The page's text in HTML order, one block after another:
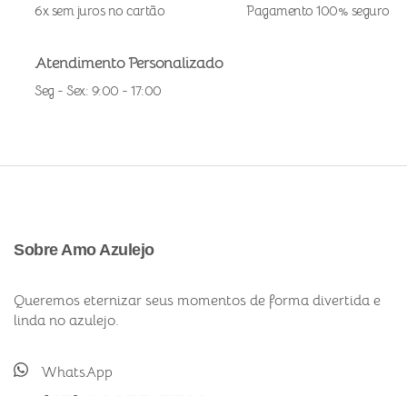
6x sem juros no cartão Pagamento 100% seguro
Atendimento Personalizado
Seg - Sex: 9:00 - 17:00
Sobre Amo Azulejo
Queremos eternizar seus momentos de forma divertida e
linda no azulejo.
WhatsApp